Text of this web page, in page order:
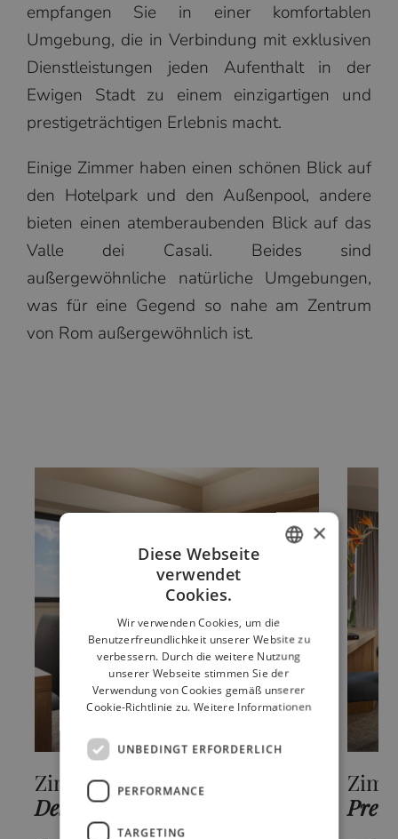
empfangen Sie in einer komfortablen
Umgebung, die in Verbindung mit exklusiven
Dienstleistungen jeden Aufenthalt in der
Ewigen Stadt zu einem einzigartigen und
prestigeträchtigen Erlebnis macht.
Einige Zimmer haben einen schönen Blick auf
den Hotelpark und den Außenpool, andere
bieten einen atemberaubenden Blick auf das
Valle dei Casali. Beides sind
außergewöhnliche natürliche Umgebungen,
was für eine Gegend so nahe am Zentrum
von Rom außergewöhnlich ist.
Zimmer
Deluxe
GERMAN
RUSSIAN
ENGLISH
×
Diese Webseite
verwendet
Cookies.
Wir verwenden Cookies, um die
Benutzerfreundlichkeit unserer Website zu
verbessern. Durch die weitere Nutzung
unserer Webseite stimmen Sie der
Verwendung von Cookies gemäß unserer
Cookie-Richtlinie zu. Weitere Informationen
UNBEDINGT ERFORDERLICH
PERFORMANCE
TARGETING